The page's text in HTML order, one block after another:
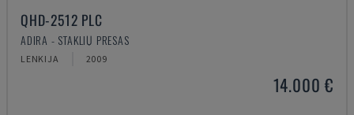
QHD-2512 PLC
ADIRA - STAKLIŲ PRESAS
LENKIJA 2009
14.000 €